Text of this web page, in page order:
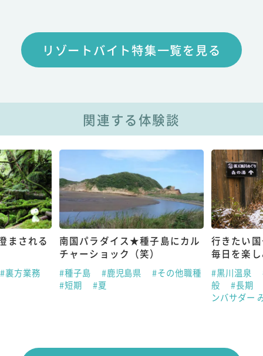
リゾートバイト特集一覧を見る
関連する体験談
まされる
#裏方業務
南国パラダイス★種子島にカル
チャーショック（笑）
#種子島 #鹿児島県
#その他職種
#短期
#夏
行きたい
毎日を楽
#黒川温泉
般
#長期
ンバサダー